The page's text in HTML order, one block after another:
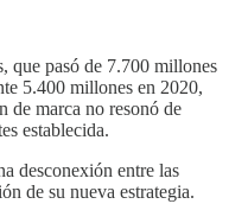
que pasó de 7.700 millones
5.400 millones en 2020,
de marca no resonó de
establecida.
desconexión entre las
de su nueva estrategia.